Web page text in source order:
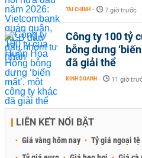
TÀI CHÍNH - 7 giờ trước
Công ty 100 tỷ
bỗng dưng
đã giải thể
KINH DOANH - 11 giờ
LIÊN KẾT NỔI BẬT
Giá vàng hôm nay Tỷ giá ngoại tệ